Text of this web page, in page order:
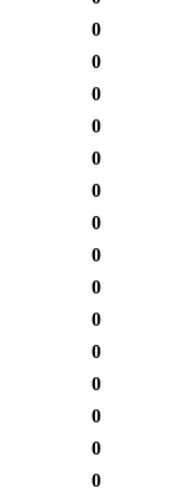
0
0
0
0
0
0
0
0
0
0
0
0
0
0
0